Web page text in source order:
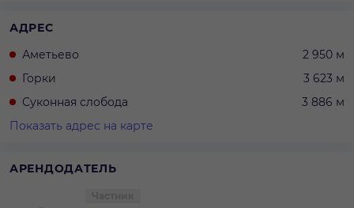
АДРЕС
Аметьево
2 950 м
Горки
3 623 м
Суконная слобода
3 886 м
Показать адрес на карте
АРЕНДОДАТЕЛЬ